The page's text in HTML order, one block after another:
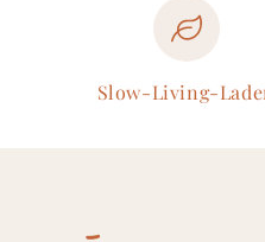
Slow-Living-